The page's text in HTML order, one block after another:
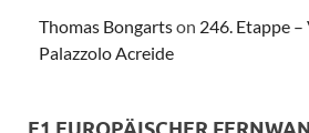
Thomas Bongartson 246. Etappe
Palazzolo Acreide